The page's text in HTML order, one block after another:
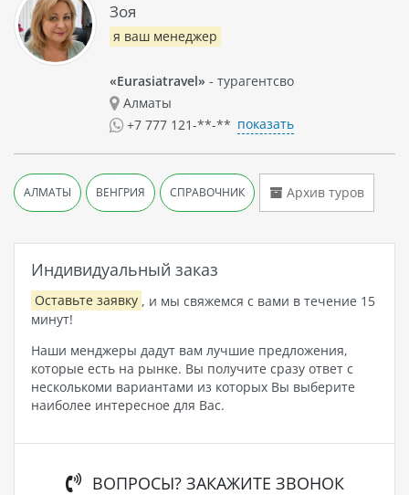
Индивидуальный заказ
Оставьте заявку , и мы свяжемся с вами в течение 15
минут!
Наши менджеры дадут вам лучшие предложения,
которые есть на рынке. Вы получите сразу ответ с
несколькоми вариантами из которых Вы выберите
наиболее интересное для Вас.
ВОПРОСЫ? ЗАКАЖИТЕ ЗВОНОК
Зоя
я ваш менеджер
«Eurasiatravel» - турагентсво
Алматы
+7 777 121-**-** показать
АЛМАТЫ ВЕНГРИЯ СПРАВОЧНИК Архив туров